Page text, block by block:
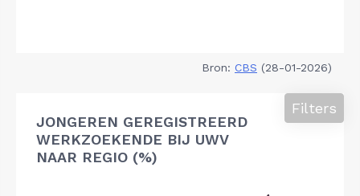
Bron: CBS (28-01-2026)
JONGEREN GEREGISTREERD
WERKZOEKENDE BIJ UWV
NAAR REGIO (%)
Filters